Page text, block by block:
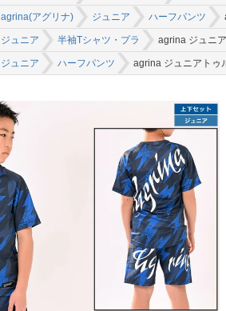
agrina(アグリナ) ジュニア ハーフパンツ
ジュニア 半袖Tシャツ・プラ agrina ジュニ
ジュニア ハーフパンツ agrina ジュニアトゥ